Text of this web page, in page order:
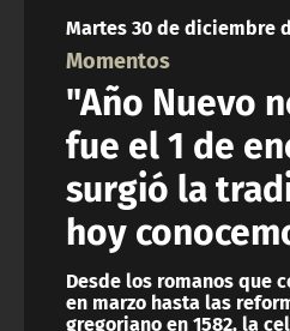
Martes 30 de diciembre
Momentos
"Año Nuevo
fue el 1 de
surgió la
hoy
Desde los romanos que
en marzo hasta las
gregoriano en 1582, la